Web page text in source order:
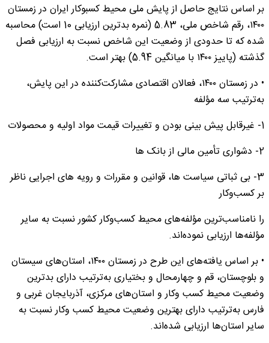
بر اساس نتایج حاصل از پایش ملی محیط کسب‏وکار ایران در زمستان
۱۴۰۰، رقم شاخص ملی، 5.83 (نمره بدترین ارزیابی 10 است) محاسبه
شده که تا حدودی از وضعیت این شاخص نسبت به ارزیابی فصل
گذشته (پاییز ۱۴۰۰ با میانگین 5.94) بهتر است.
• در زمستان ۱۴۰۰، فعالان اقتصادی مشارکت‌کننده در این پایش،
به‌ترتیب سه مؤلفه
1- غیرقابل پیش ‏بینی بودن و تغییرات قیمت مواد اولیه و محصولات
2- دشواری تأمین مالی از بانک ها
3- بی‏ ثباتی سیاست‏ ها، قوانین و مقررات و رویه‏ های اجرایی ناظر
بر کسب‌وکار
را نامناسب‌ترین مؤلفه‌های محیط کسب‌وکار کشور نسبت به سایر
مؤلفه‌ها ارزیابی نموده‌اند.
• بر اساس یافته‌های این طرح در زمستان ۱۴۰۰، استان‌های سیستان
و بلوچستان، قم و چهارمحال و بختیاری به‌ترتیب دارای بدترین
وضعیت محیط کسب ‏وکار و استان‌های مرکزی، آذربایجان غربی و
فارس به‌ترتیب دارای بهترین وضعیت محیط کسب‏ وکار نسبت به
سایر استان‌ها ارزیابی شده‌اند.